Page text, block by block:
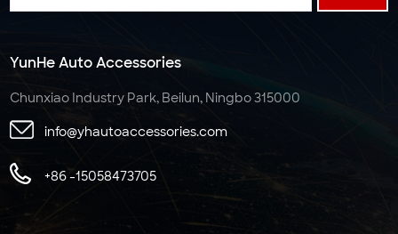
YunHe Auto Accessories
Chunxiao Industry Park, Beilun, Ningbo 315000
info@yhautoaccessories.com
+86 -15058473705